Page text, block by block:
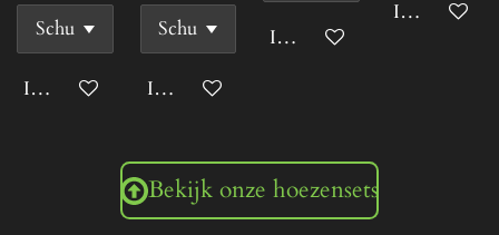
In winkelwagenIn winkelwagen
In winkelwagen
In
Bekijk onze hoezensets